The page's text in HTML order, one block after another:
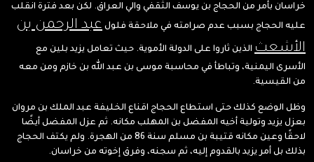
خراسان بأمر من الحجاج بن يوسف الثقفي والي العراق. لكن بعد فترة انقلب
عليه الحجاج بسبب عدم صرامته في ملاحقة فلول عبد الرحمن بن
الأشعث الذين ثاروا على الدولة الأموية. حيث تعامل يزيد بلين مع
الأسرى اليمنية، وتباطأ في محاسبة موسى بن عبد الله بن خازم ومن معه
من القيسية.
وظل الوضع كذلك حتى استطاع الحجاج اقناع الخليفة عبد الملك بن مروان
بعزل يزيد وتولية أخيه المفضل بن المهلب مكانه. ثم عزل المفضل أيضًا
لاحقًا وعين مكانه قتيبة بن مسلم سنة 86 من الهجرة. ولم يكتف الحجاج
بذلك بل أمر يزيد بالقدوم إليه، ثم سجنه، وفرق إخوته من خراسان.